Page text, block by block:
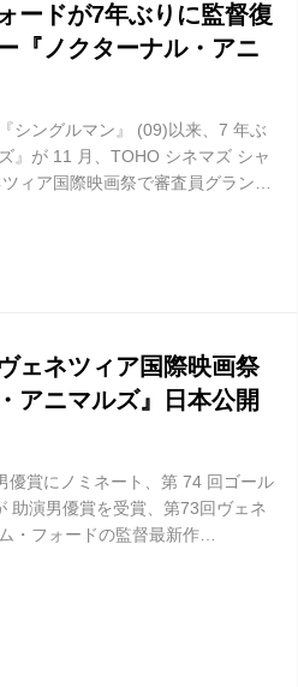
ードが7年ぶりに監督復
『ノクターナル・アニ
シングルマン』 (09)以来、7 年ぶ
』が 11 月、TOHO シネマズ シャ
ィア国際映画祭で審査員グランプ
ジェイク・ギレンホール(『ナイト
讐と償いのきわどい境界線を揺れ
ェネツィア国際映画祭
アニマルズ』日本公開
賞にノミネート、第 74 回ゴール
助演男優賞を受賞、第73回ヴェネ
・フォードの監督最新作
公開が決定いたしました 。 ファ
『シングルマン』も高く評価さ